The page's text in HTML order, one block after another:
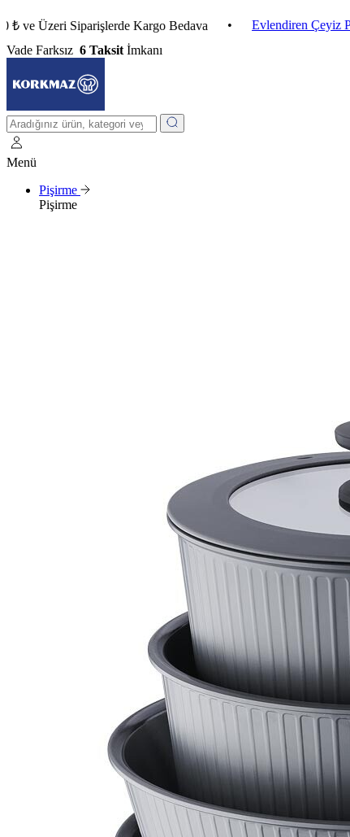
Siparişlerde Kargo Bedava • Evlendiren Çeyiz Paketleri
Vade Farksız 6 Taksit İmkanı
Menü
Pişirme
Pişirme